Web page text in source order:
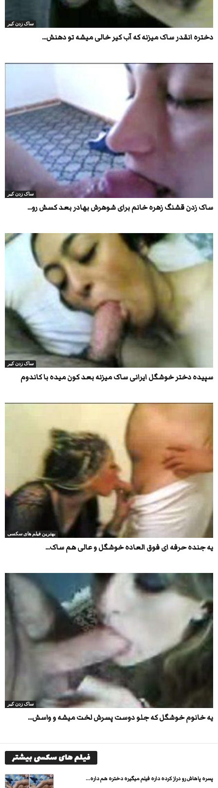
ساک زدن کیر
دختره انقدر ساک میزنه که آب کیر خالی میشه تو دهنش...
ساک زدن کیر
ساک زدن قشنگ زهره خانم برای شوهرش بهادر بعد کسش رو...
ساک زدن کیر
سپیده دختر خوشگل ایرانی ساک میزنه بعد کون میده با کاندوم
بهترین فیلم های سکسی
یه جنده حرفه ای فوق العاده خوشگل و عالی هم ساک...
ساک زدن کیر
یه خانوم خوشگل که جلو دوست پسرش لخت میشه و واسش...
فیلم های سکسی بیشتر
پسره پاهاش رو دراز کرده داره فیلم میگیره دختره هم داره...